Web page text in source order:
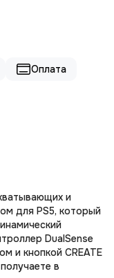
Оплата
и
для PS5, который
DualSense
и кнопкой CREATE
в